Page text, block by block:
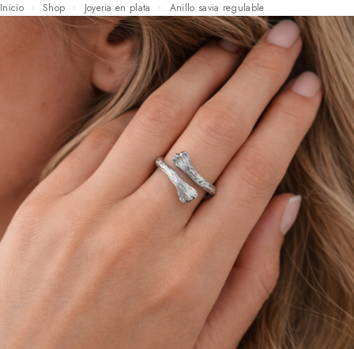
Inicio Shop Joyeria en plata Anillo savia regulable